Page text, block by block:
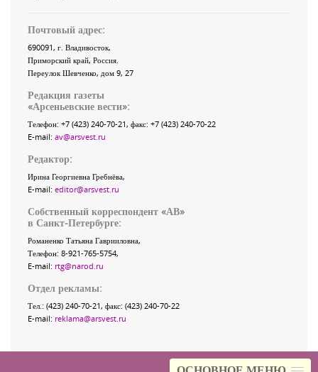
Почтовый адрес:
690091, г. Владивосток,
Приморский край, Россия
Переулок Шевченко, дом 9, 27
Редакция газеты
«Арсеньевские вести»:
Телефон: +7 (423) 240-70-21, факс: +7 (423) 240-70-22
E-mail: av@arsvest.ru
Редактор:
Ирина Георгиевна Гребнёва,
E-mail: editor@arsvest.ru
Собственный корреспондент «АВ»
в Санкт-Петербурге:
Романенко Татьяна Гаврииловна,
Телефон: 8-921-765-5754,
E-mail: rtg@narod.ru
Отдел рекламы:
Тел.: (423) 240-70-21, факс: (423) 240-70-22
E-mail: reklama@arsvest.ru